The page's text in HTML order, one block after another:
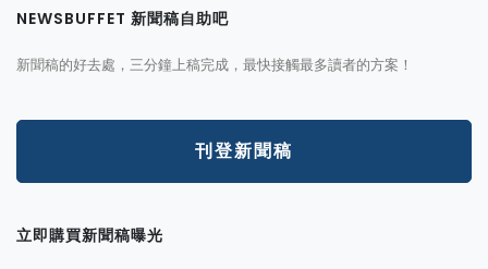
NEWSBUFFET 新聞稿自助吧
新聞稿的好去處，三分鐘上稿完成，最快接觸最多讀者的方案！
刊登新聞稿
立即購買新聞稿曝光